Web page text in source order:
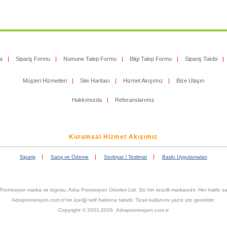
| Sipariş Formu | Numune Talep Formu | Bilgi Talep Formu | Sipariş Takibi |
Müşteri Hizmetleri | Site Haritası | Hizmet Akışımız | Bize Ulaşın
Hakkımızda | Referanslarımız
Kurumsal Hizmet Akışımız
Sipariş | Satış ve Ödeme | Sevkiyat / Teslimat | Baskı Uygulamaları
marka ve logosu, Adra Promosyon Ürünleri Ltd. Şti.'nin tescilli markasıdır. Her hakkı
Adrapromosyon.com.tr'nin içeriği telif hakkına tabidir. Ticari kullanımı yazılı izin gerektirir.
Copyright © 2001-2026 Adrapromosyon.com.tr